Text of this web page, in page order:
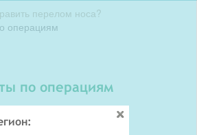
перелом носа?
операциям
по операциям